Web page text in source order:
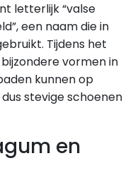
letterlijk “valse
een naam die in
Tijdens het
vormen in
kunnen op
stevige schoenen
en